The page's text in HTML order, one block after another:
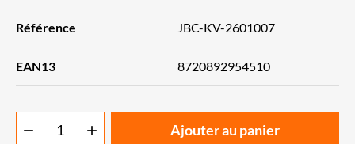
Référence JBC-KV-2601007
EAN13 8720892954510
  Ajouter au panier